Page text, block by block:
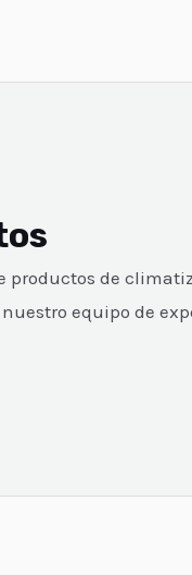
productos de
equipo de